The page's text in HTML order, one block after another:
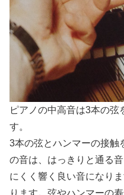
ピアノの中高音は3本の弦
す。
3本の弦とハンマーの接触
の音は、はっきりと通る
にくく響く良い音になり
ります。弦やハンマーの